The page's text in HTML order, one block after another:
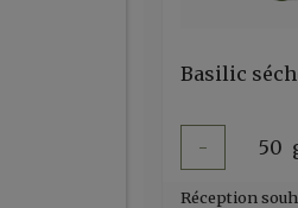
- 50
Réception